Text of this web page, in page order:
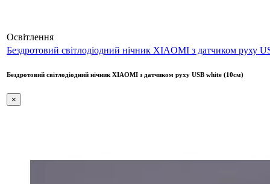
Освітлення
Бездротовий світлодіодний нічник XIAOMI з датчиком руху
Бездротовий світлодіодний нічник XIAOMI з датчиком руху USB white (10см)
×